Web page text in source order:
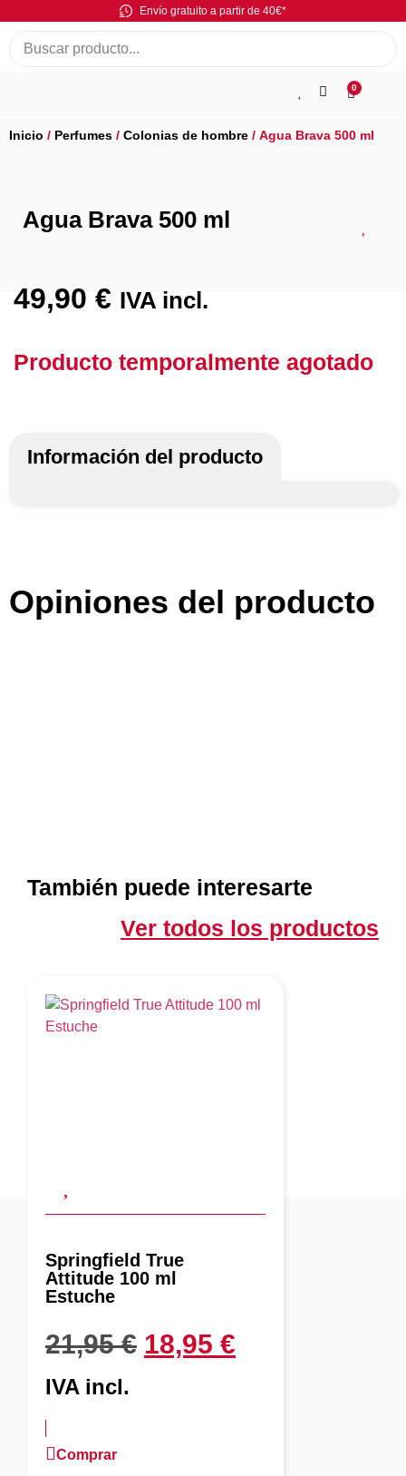
Envío gratuito a partir de 40€*
0
Inicio / Perfumes / Colonias de hombre / Agua Brava 500 ml
Agua Brava 500 ml
49,90 € IVA incl.
Producto temporalmente agotado
Información del producto
Opiniones del producto
También puede interesarte
Ver todos los productos
Springfield True
Attitude 100 ml
Estuche
21,95€ 18,95 €
IVA incl.
Comprar